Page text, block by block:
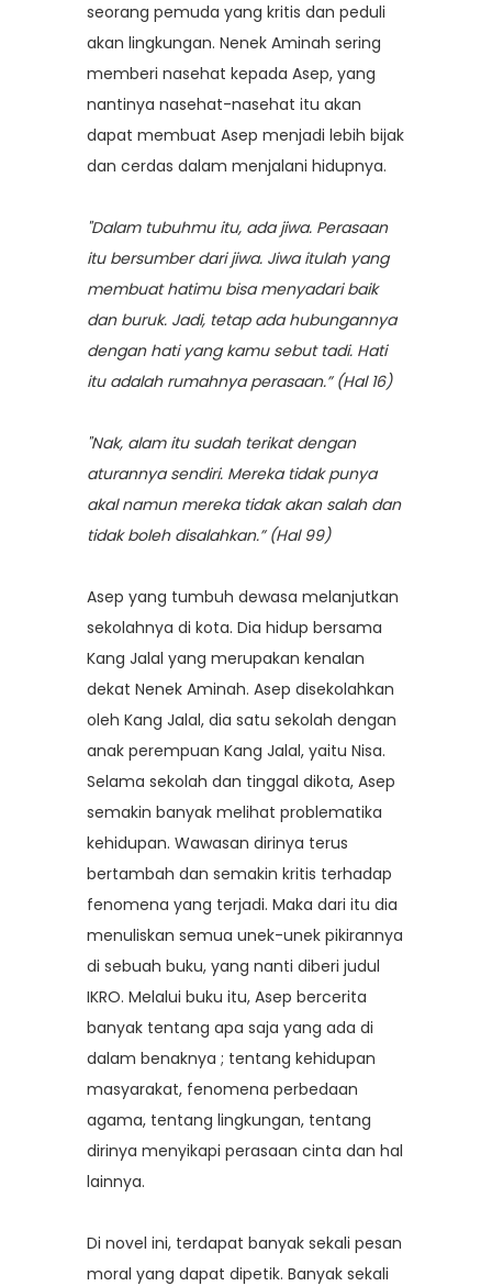
seorang pemuda yang kritis dan peduli
akan lingkungan. Nenek Aminah sering
memberi nasehat kepada Asep, yang
nantinya nasehat-nasehat itu akan
dapat membuat Asep menjadi lebih bijak
dan cerdas dalam menjalani hidupnya.
"Dalam tubuhmu itu, ada jiwa. Perasaan
itu bersumber dari jiwa. Jiwa itulah yang
membuat hatimu bisa menyadari baik
dan buruk. Jadi, tetap ada hubungannya
dengan hati yang kamu sebut tadi. Hati
itu adalah rumahnya perasaan.” (Hal 16)
"Nak, alam itu sudah terikat dengan
aturannya sendiri. Mereka tidak punya
akal namun mereka tidak akan salah dan
tidak boleh disalahkan.” (Hal 99)
Asep yang tumbuh dewasa melanjutkan
sekolahnya di kota. Dia hidup bersama
Kang Jalal yang merupakan kenalan
dekat Nenek Aminah. Asep disekolahkan
oleh Kang Jalal, dia satu sekolah dengan
anak perempuan Kang Jalal, yaitu Nisa.
Selama sekolah dan tinggal dikota, Asep
semakin banyak melihat problematika
kehidupan. Wawasan dirinya terus
bertambah dan semakin kritis terhadap
fenomena yang terjadi. Maka dari itu dia
menuliskan semua unek-unek pikirannya
di sebuah buku, yang nanti diberi judul
IKRO. Melalui buku itu, Asep bercerita
banyak tentang apa saja yang ada di
dalam benaknya ; tentang kehidupan
masyarakat, fenomena perbedaan
agama, tentang lingkungan, tentang
dirinya menyikapi perasaan cinta dan hal
lainnya.
Di novel ini, terdapat banyak sekali pesan
moral yang dapat dipetik. Banyak sekali